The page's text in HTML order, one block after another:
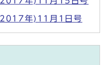
年)11月1日号